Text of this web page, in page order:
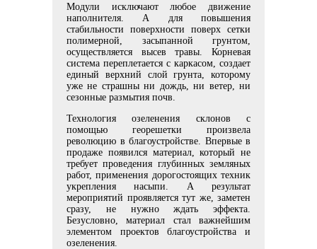
Модули исключают любое движение
наполнителя. А для повышения
стабильности поверхности поверх сетки
полимерной, засыпанной грунтом,
осуществляется высев травы. Корневая
система переплетается с каркасом, создает
единый верхний слой грунта, которому
уже не страшны ни дождь, ни ветер, ни
сезонные размытия почв.
Технология озеленения склонов с
помощью георешетки произвела
революцию в благоустройстве. Впервые в
продаже появился материал, который не
требует проведения глубинных земляных
работ, применения дорогостоящих техник
укрепления насыпи. А результат
мероприятий проявляется тут же, заметен
сразу, не нужно ждать эффекта.
Безусловно, материал стал важнейшим
элементом проектов благоустройства и
озеленения.